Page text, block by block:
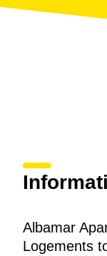
Albamar
Logements